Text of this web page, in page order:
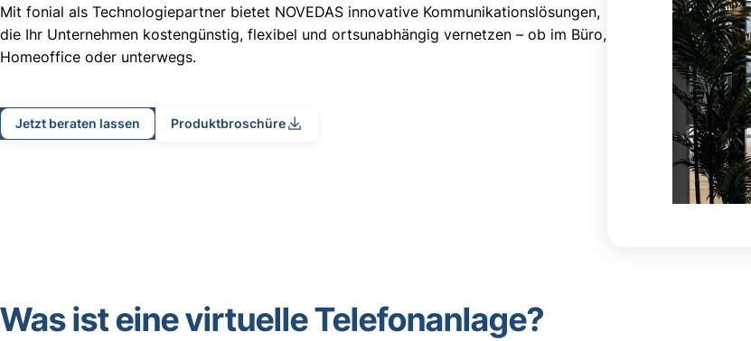
Mit fonial als Technologiepartner bietet NOVEDAS innovative Kommunikationslösungen,
die Ihr Unternehmen kostengünstig, flexibel und ortsunabhängig vernetzen – ob im Büro,
Homeoffice oder unterwegs.
Jetzt beraten lassen Produktbroschüre
e
o
-
P
e
Was ist eine virtuelle Telefonanlage?